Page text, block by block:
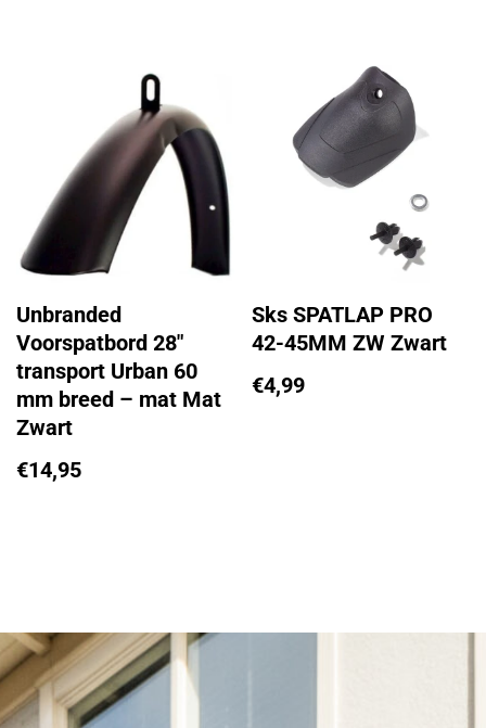
Unbranded
Voorspatbord 28″
transport Urban 60
mm breed – mat Mat
Zwart
€14,95
Sks SPATLAP PRO
42-45MM ZW Zwart
€4,99